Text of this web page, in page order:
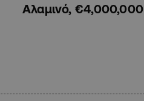
Αλαμινό, €4,000,000